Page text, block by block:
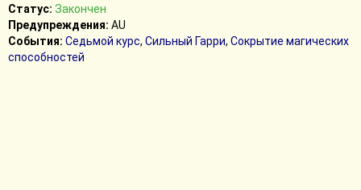
Статус: Закончен
Предупреждения: AU
События: Седьмой курс, Сильный Гарри, Сокрытие магических
способностей